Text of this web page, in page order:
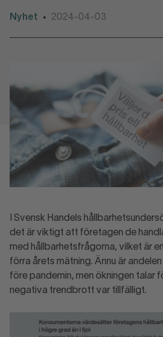
Nyhet • 2024-04-03
I Svensk Handels
det är viktigt att företagen de
med hållbarhetsfrågorna, vilket är
förra årets mätning. Ännu är
före pandemin, men ökningen talar
negativa trendbrott var tillfälligt.